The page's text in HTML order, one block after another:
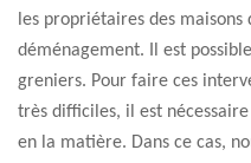
les propriétaires des
déménagement. Il est
greniers. Pour faire ces
très difficiles, il est
en la matière. Dans ce cas,